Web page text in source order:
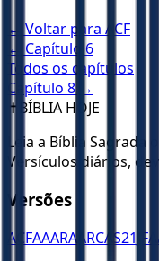
← Voltar para ACF
← Capítulo 6
Todos os capítulos
Capítulo 8 →
✝️ BÍBLIA HOJE
Leia a Bíblia Sagrada
Versículos diários,
Versões
ACFAAARA ARCAS21